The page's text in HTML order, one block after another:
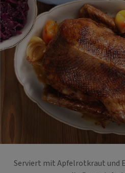
Serviert mit Apfelrotkraut und